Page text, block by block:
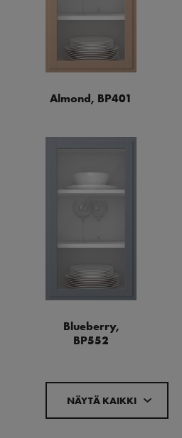
Almond, BP401
Blueberry,
BP552
NÄYTÄ KAIKKI